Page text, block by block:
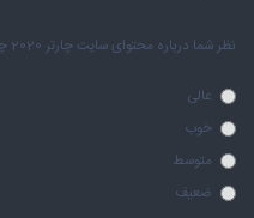
نظر شما درباره محتوای سایت چارتر 2020 چیست؟
عالی
خوب
متوسط
ضعیف